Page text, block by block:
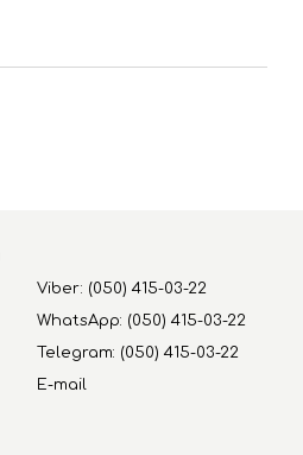
Viber: (050) 415-03-22
WhatsApp: (050) 415-03-22
Telegram: (050) 415-03-22
E-mail